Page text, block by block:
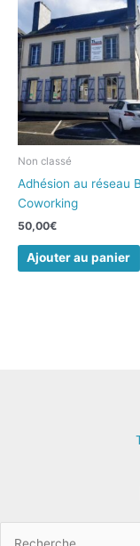
Non classé
Adhésion au réseau
Coworking
50,00€
Ajouter au panier